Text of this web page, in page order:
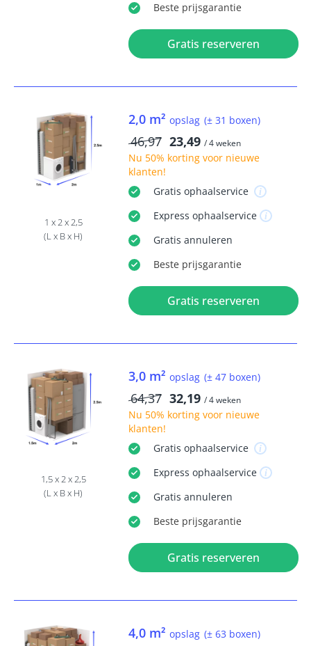
Beste prijsgarantie
Gratis reserveren
1 x 2 x 2,5
(L x B x H)
2,0 m² opslag (± 31 boxen)
46,97 23,49 / 4 weken
Nu 50% kortingvoor nieuwe
klanten!
Gratis ophaalservice
Express ophaalservice
Gratis annuleren
Beste prijsgarantie
Gratis reserveren
1,5 x 2 x 2,5
(L x B x H)
3,0 m² opslag (± 47 boxen)
64,37 32,19 / 4 weken
Nu 50% kortingvoor nieuwe
klanten!
Gratis ophaalservice
Express ophaalservice
Gratis annuleren
Beste prijsgarantie
Gratis reserveren
4,0 m² opslag (± 63 boxen)